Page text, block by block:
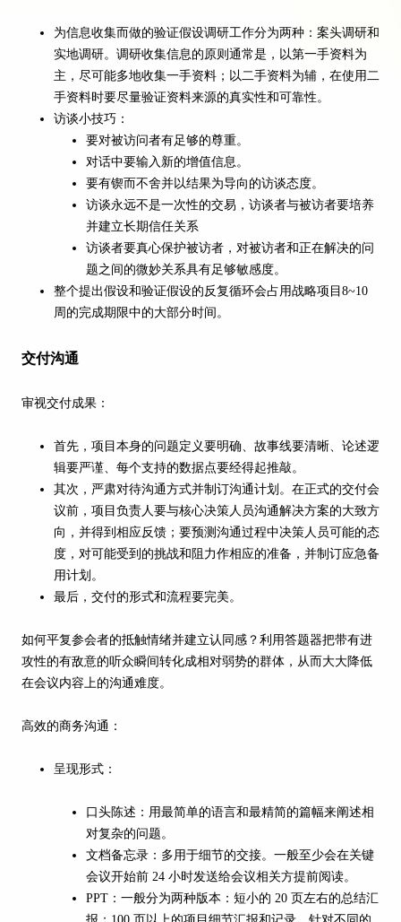
为信息收集而做的验证假设调研工作分为两种：案头调研和
实地调研。调研收集信息的原则通常是，以第一手资料为
主，尽可能多地收集一手资料；以二手资料为辅，在使用二
手资料时要尽量验证资料来源的真实性和可靠性。
访谈小技巧：
要对被访问者有足够的尊重。
对话中要输入新的增值信息。
要有锲而不舍并以结果为导向的访谈态度。
访谈永远不是一次性的交易，访谈者与被访者要培养
并建立长期信任关系
访谈者要真心保护被访者，对被访者和正在解决的问
题之间的微妙关系具有足够敏感度。
整个提出假设和验证假设的反复循环会占用战略项目8~10
周的完成期限中的大部分时间。
交付沟通
审视交付成果：
首先，项目本身的问题定义要明确、故事线要清晰、论述逻
辑要严谨、每个支持的数据点要经得起推敲。
其次，严肃对待沟通方式并制订沟通计划。在正式的交付会
议前，项目负责人要与核心决策人员沟通解决方案的大致方
向，并得到相应反馈；要预测沟通过程中决策人员可能的态
度，对可能受到的挑战和阻力作相应的准备，并制订应急备
用计划。
最后，交付的形式和流程要完美。
如何平复参会者的抵触情绪并建立认同感？利用答题器把带有进
攻性的有敌意的听众瞬间转化成相对弱势的群体，从而大大降低
在会议内容上的沟通难度。
高效的商务沟通：
呈现形式：
口头陈述：用最简单的语言和最精简的篇幅来阐述相
对复杂的问题。
文档备忘录：多用于细节的交接。一般至少会在关键
会议开始前 24 小时发送给会议相关方提前阅读。
PPT：一般分为两种版本：短小的 20 页左右的总结汇